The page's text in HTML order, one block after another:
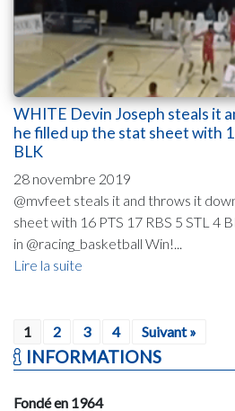
WHITE Devin Joseph steals it
he filled up the stat sheet with
BLK
28 novembre 2019
@mvfeet steals it and throws it
sheet with 16 PTS 17 RBS 5 STL 4
in @racing_basketball Win!...
Lire la suite
1 2 3 4 Suivant »
INFORMATIONS
Fondé en 1964